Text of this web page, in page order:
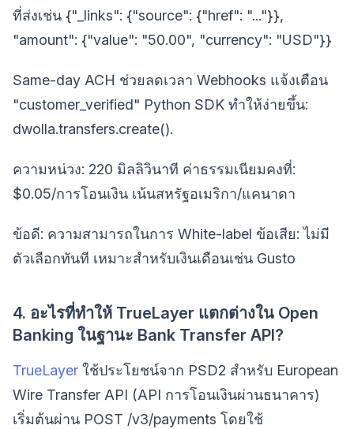
ที่ส่งเช่น {"_links": {"source": {"href": "..."}},
"amount": {"value": "50.00", "currency": "USD"}}
Same-day ACH ช่วยลดเวลา Webhooks แจ้งเตือน
"customer_verified" Python SDK ทำให้ง่ายขึ้น:
dwolla.transfers.create().
ความหน่วง: 220 มิลลิวินาที ค่าธรรมเนียมคงที่:
$0.05/การโอนเงิน เน้นสหรัฐอเมริกา/แคนาดา
ข้อดี: ความสามารถในการ White-label ข้อเสีย: ไม่มี
ตัวเลือกทันที เหมาะสำหรับเงินเดือนเช่น Gusto
4. อะไรที่ทำให้ TrueLayer แตกต่างใน Open
Banking ในฐานะ Bank Transfer API?
TrueLayer ใช้ประโยชน์จาก PSD2 สำหรับ European
Wire Transfer API (API การโอนเงินผ่านธนาคาร)
เริ่มต้นผ่าน POST /v3/payments โดยใช้